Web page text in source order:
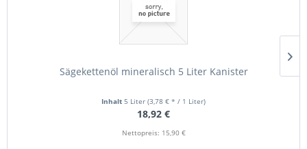
Sägekettenöl mineralisch 5 Liter Kanister
Inhalt 5 Liter (3,78 € * / 1 Liter)
18,92 €
Nettopreis: 15,90 €